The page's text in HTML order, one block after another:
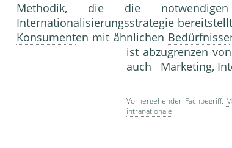
Methodik, die die
Internationalisierungsstrategie
Konsumenten mit ähnlichen Bedürfnisse
ist abzugrenzen
auch Marketing,
Vorhergehender Fachbegriff:
intranationale